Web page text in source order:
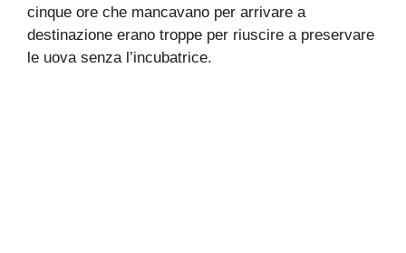
cinque ore che mancavano per arrivare a
destinazione erano troppe per riuscire a preservare
le uova senza l’incubatrice.